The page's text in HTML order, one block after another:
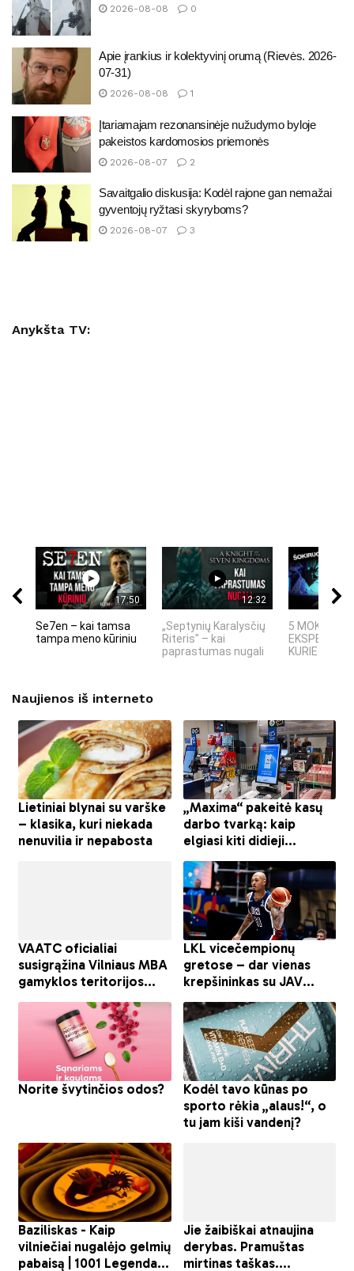
2026-08-08 0
Apie įrankius ir kolektyvinį orumą (Rievės. 2026-
07-31)
2026-08-08 1
Įtariamajam rezonansinėje nužudymo byloje
pakeistos kardomosios priemonės
2026-08-07 2
Savaitgalio diskusija: Kodėl rajone gan nemažai
gyventojų ryžtasi skyryboms?
2026-08-07 3
Anykšta TV:
17:50
Se7en – kai tamsa
tampa meno kūriniu
12:32
„Septynių Karalysčių
Riteris" – kai
paprastumas nugali
5 MOKSLINIAI
KURIE
Naujienos iš interneto